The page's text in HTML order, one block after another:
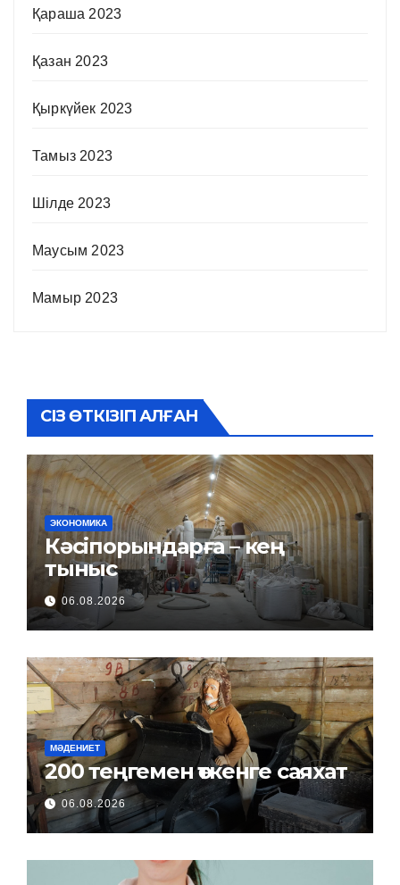
Қараша 2023
Қазан 2023
Қыркүйек 2023
Тамыз 2023
Шілде 2023
Маусым 2023
Мамыр 2023
СІЗ ӨТКІЗІП АЛҒАН
ЭКОНОМИКА
Кәсіпорындарға – кең
тыныс
06.08.2026
МӘДЕНИЕТ
200 теңгемен өткенге саяхат
06.08.2026